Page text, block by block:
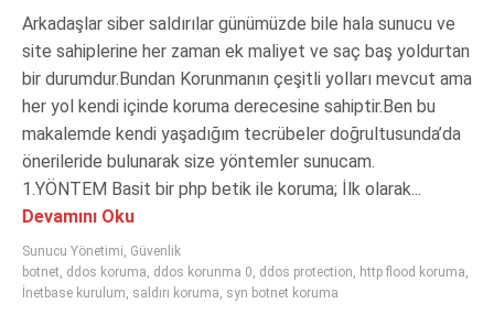
Arkadaşlar siber saldırılar günümüzde bile hala sunucu ve
site sahiplerine her zaman ek maliyet ve saç baş yoldurtan
bir durumdur.Bundan Korunmanın çeşitli yolları mevcut ama
her yol kendi içinde koruma derecesine sahiptir.Ben bu
makalemde kendi yaşadığım tecrübeler doğrultusunda’da
önerileride bulunarak size yöntemler sunucam.
1.YÖNTEM Basit bir php betik ile koruma; İlk olarak...
Devamını Oku
Sunucu Yönetimi, Güvenlik
botnet, ddos koruma, ddos korunma 0, ddos protection, http flood koruma,
İnetbase kurulum, saldırı koruma, syn botnet koruma